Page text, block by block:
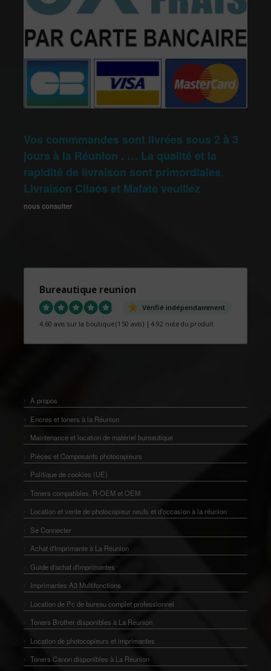
Vos commmandes sont livrées sous 2 à 3
jours à la Réunion . … La qualité et la
rapidité de livraison sont primordiales.
Livraison Cilaos et Mafate veuillez
nous consulter
Bureautique reunion
Vérifié indépendamment
4.60 avis sur la boutique(150 avis) |4.92 note du produit
À propos
Encres et toners à la Réunion
Maintenance et location de matériel bureautique
Pièces et Composants photocopieurs
Politique de cookies (UE)
Toners compatibles, R-OEM et OEM
Location et vente de photocopieur neufs et d'occasion à la réunion
Se Connecter
Achat d'Imprimante à La Réunion
Guide d'achat d'imprimantes
Imprimantes A3 Multifonctions
Location de Pc de bureau complet professionnel
Toners Brother disponibles à La Réunion
Location de photocopieurs et imprimantes
Toners Canon disponibles à La Réunion